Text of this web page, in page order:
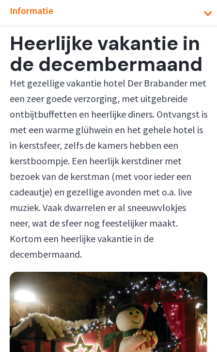
Informatie
Heerlijke vakantie in
de decembermaand
Het gezellige vakantie hotel Der Brabander met
een zeer goede verzorging, met uitgebreide
ontbijtbuffetten en heerlijke diners. Ontvangst is
met een warme glühwein en het gehele hotel is
in kerstsfeer, zelfs de kamers hebben een
kerstboompje. Een heerlijk kerstdiner met
bezoek van de kerstman (met voor ieder een
cadeautje) en gezellige avonden met o.a. live
muziek. Vaak dwarrelen er al sneeuwvlokjes
neer, wat de sfeer nog feestelijker maakt.
Kortom een heerlijke vakantie in de
decembermaand.